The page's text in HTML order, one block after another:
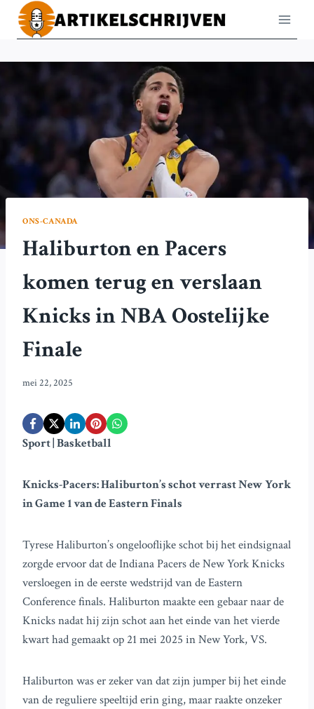
Doorgaan
naar
ONS-CANADA
Haliburton en Pacers
komen terug en verslaan
Knicks in NBA Oostelijke
Finale
mei 22, 2025
Sport | Basketball
Knicks-Pacers: Haliburton’s schot verrast New York
in Game 1 van de Eastern Finals
Tyrese Haliburton’s ongelooflijke schot bij het eindsignaal
zorgde ervoor dat de Indiana Pacers de New York Knicks
versloegen in de eerste wedstrijd van de Eastern
Conference finals. Haliburton maakte een gebaar naar de
Knicks nadat hij zijn schot aan het einde van het vierde
kwart had gemaakt op 21 mei 2025 in New York, VS.
Haliburton was er zeker van dat zijn jumper bij het einde
van de reguliere speeltijd erin ging, maar raakte onzeker